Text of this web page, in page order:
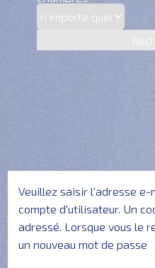
ACCUEIL
SERVICES
Veuillez saisir l'adresse
compte d'utilisateur. Un
adressé. Lorsque vous le
un nouveau mot de passe